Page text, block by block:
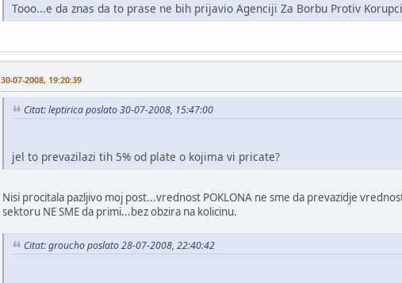
Tooo...e da znas da to prase ne bih prijavio Agenciji Za Borbu Protiv
30-07-2008, 19:20:39
Citat: leptirica poslato 30-07-2008, 15:47:00
jel to prevazilazi tih 5% od plate o kojima vi pricate?
Nisi procitala pazljivo moj post...vrednost POKLONA ne sme da prevazidje
sektoru NE SME da primi...bez obzira na kolicinu.
Citat: groucho poslato 28-07-2008, 22:40:42